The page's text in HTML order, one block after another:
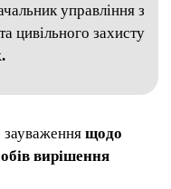
управління з
цивільного захисту
зауваження щодо
вирішення